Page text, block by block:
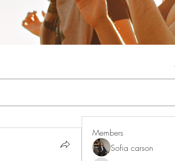
Members
Sofia carson